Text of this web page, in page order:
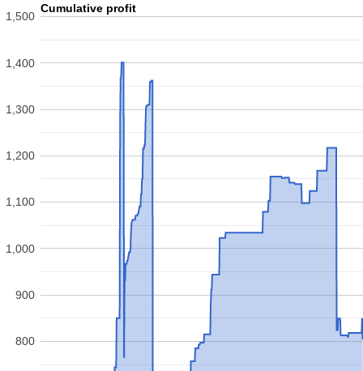
Cumulative profit
800
900
1,000
1,100
1,200
1,300
1,400
1,500